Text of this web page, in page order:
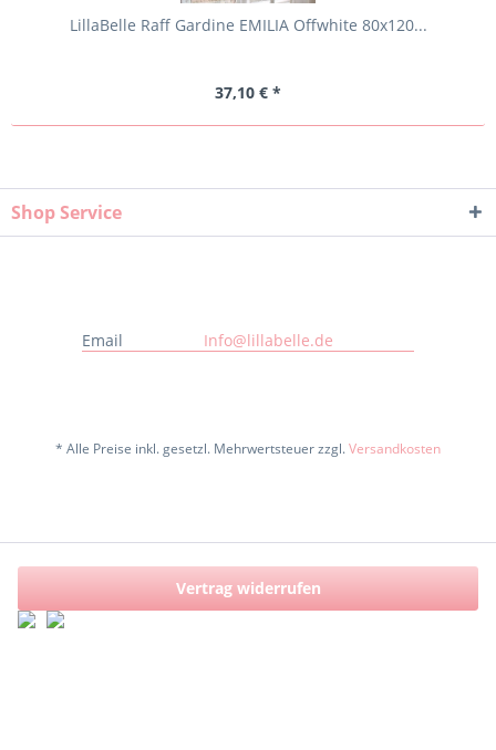
LillaBelle Raff Gardine EMILIA Offwhite 80x120...
37,10 € *
Shop Service
Email Info@lillabelle.de
* Alle Preise inkl. gesetzl. Mehrwertsteuer zzgl.Versandkosten
Vertrag widerrufen